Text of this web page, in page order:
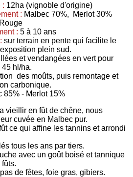
: 12ha (vignoble d'origine)
: Malbec 70%, Merlot 30%
Rouge
: 5 à 10 ans
sur terrain en pente qui facilite le
plein sud.
et vendangées en vert pour
45 hl/ha.
des moûts, puis remontage et
carbonique.
85% - Merlot 15%
vieillir en fût de chêne, nous
cuvée en Malbec pur.
ce qui affine les tannins et arrondi
tous les ans par tiers.
avec un goût boisé et tannique
de fêtes, foie gras, gibiers.